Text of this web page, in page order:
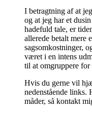
I betragtning af at
og at jeg har et
hadefuld tale, er
allerede betalt mere
sagsomkostninger,
været i en intens
til at omgruppere for
Hvis du gerne vil
nedenstående links.
måder, så kontakt